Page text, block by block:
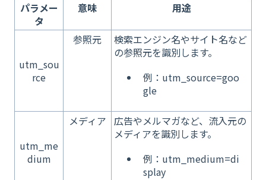
パラメー
タ
意味 用途
utm_sou
rce
参照元
検索エンジン名やサイト名など
の参照元を識別します。
例：utm_source=goo
gle
utm_me
dium
メディア 広告やメルマガなど、流入元の
メディアを識別します。
例：utm_medium=di
splay